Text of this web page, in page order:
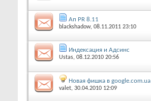
Ап PR 8.11
blackshadow, 08.11.2011 23:10
Индексация и Адсинс
Ustas, 08.12.2010 20:56
Новая фишка в google.com.ua
valet, 30.04.2010 12:09